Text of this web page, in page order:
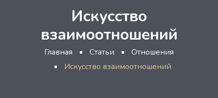
Искусство
взаимоотношений
Главная Статьи
Отношения
Искусство взаимоотношений